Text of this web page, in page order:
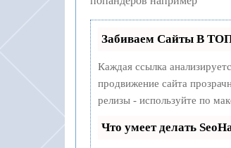
Забиваем Сайты В
Каждая ссылка
продвижение сайта
релизы - используйте по
Что умеет делать